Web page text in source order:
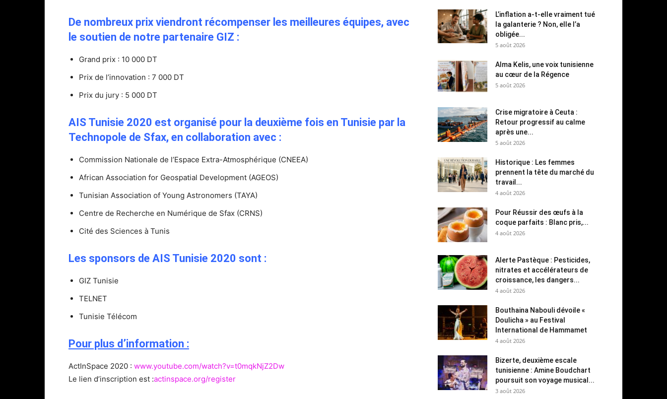
De nombreux prix viendront récompenser les meilleures équipes, avec
le soutien de notre partenaire GIZ :
Grand prix : 10 000 DT
Prix de l’innovation : 7 000 DT
Prix du jury : 5 000 DT
AIS Tunisie 2020 est organisé pour la deuxième fois en Tunisie par la
Technopole de Sfax, en collaboration avec :
Commission Nationale de l’Espace Extra-Atmosphérique (CNEEA)
African Association for Geospatial Development (AGEOS)
Tunisian Association of Young Astronomers (TAYA)
Centre de Recherche en Numérique de Sfax (CRNS)
Cité des Sciences à Tunis
Les sponsors de AIS Tunisie 2020 sont :
GIZ Tunisie
TELNET
Tunisie Télécom
Pour plus d’information :
ActInSpace 2020 : www.youtube.com/watch?v=t0mqkNjZ2Dw
Le lien d’inscription est :actinspace.org/register
L’inflation a-t-elle vraiment tué
la galanterie ? Non, elle l’a
obligée...
5 août 2026
Alma Kelis, une voix tunisienne
au cœur de la Régence
5 août 2026
Crise migratoire à Ceuta :
Retour progressif au calme
après une...
5 août 2026
Historique : Les femmes
prennent la tête du marché du
travail...
4 août 2026
Pour Réussir des œufs à la
coque parfaits : Blanc pris,...
4 août 2026
Alerte Pastèque : Pesticides,
nitrates et accélérateurs de
croissance, les dangers...
4 août 2026
Bouthaina Nabouli dévoile «
Doulicha » au Festival
International de Hammamet
4 août 2026
Bizerte, deuxième escale
tunisienne : Amine Boudchart
poursuit son voyage musical...
3 août 2026